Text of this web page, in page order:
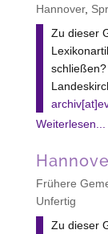
Hannover,
Zu dieser
Weiterlesen...
Frühere
Unfertig
Zu dieser